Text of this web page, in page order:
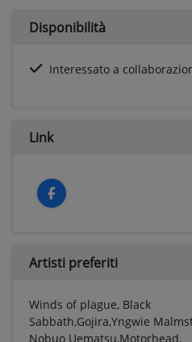
Disponibilità
Interessato a
Link
Artisti preferiti
Winds of plague, Black
Sabbath,Gojira,Yngwie
Nobuo Uematsu,Motorhead,